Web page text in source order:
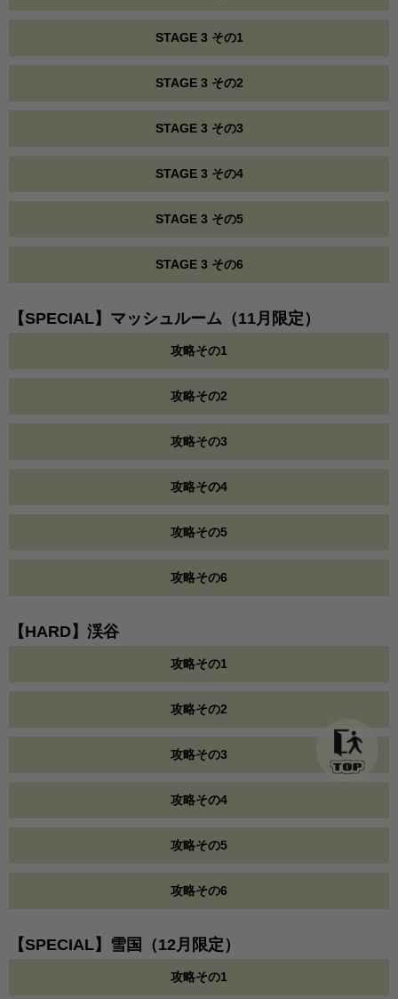
STAGE 3 その1
STAGE 3 その2
STAGE 3 その3
STAGE 3 その4
STAGE 3 その5
STAGE 3 その6
【SPECIAL】マッシュルーム（11月限定）
攻略その1
攻略その2
攻略その3
攻略その4
攻略その5
攻略その6
【HARD】渓谷
攻略その1
攻略その2
攻略その3
攻略その4
攻略その5
攻略その6
【SPECIAL】雪国（12月限定）
攻略その1